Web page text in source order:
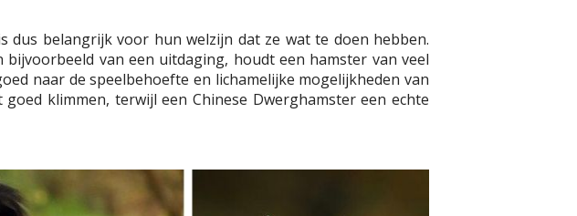
dus belangrijk voor hun welzijn dat ze wat te doen hebben.
van een uitdaging, houdt een hamster van veel
naar de speelbehoefte en lichamelijke mogelijkheden van
klimmen, terwijl een Chinese Dwerghamster een echte